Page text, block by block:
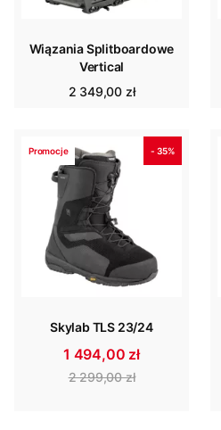
Wiązania Splitboardowe
Vertical
2 349,00 zł
Promocje - 35%
Skylab TLS 23/24
1 494,00 zł
2 299,00 zł